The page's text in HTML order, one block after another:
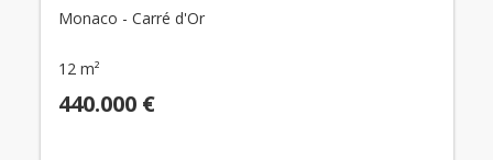
Monaco - Carré d'Or
12 m²
440.000 €